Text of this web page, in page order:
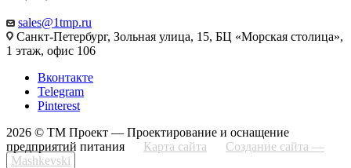
sales@1tmp.ru
Санкт-Петербург, Зольная улица, 15, БЦ «Морская столица»,
1 этаж, офис 106
Вконтакте
Telegram
Pinterest
2026 © ТМ Проект — Проектирование и оснащение
предприятий питания
Карта сайта
Создание сайта —
Mashkevski